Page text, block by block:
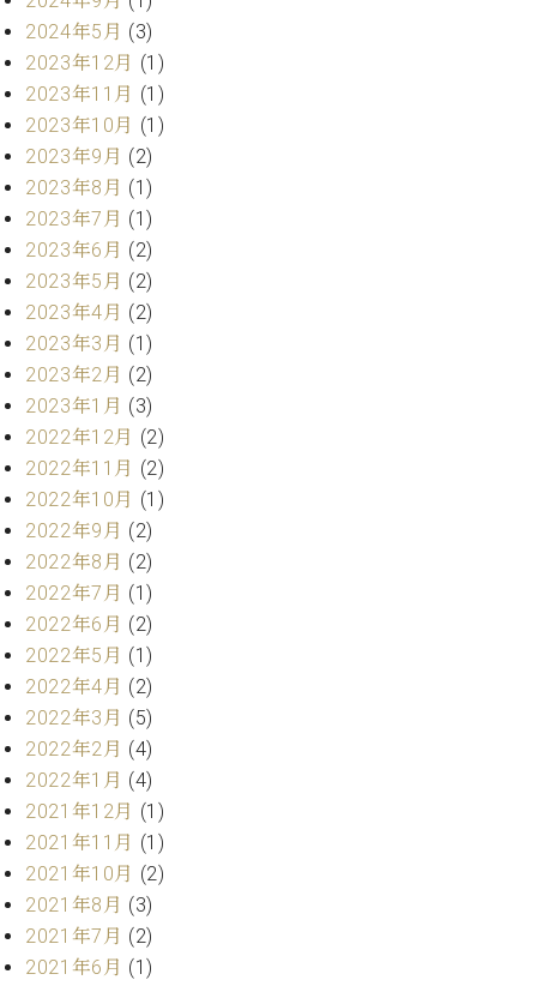
工
房
ブ
ロ
グ
ク
セ
ス
お
問
合
わ
せ
ア
ー
テ
ィ
ト
カ
ス
タ
マ
ー
サ
ー
ビ
ス
(
調
律
)
ア
2024年5月 (3)
2023年12月 (1)
2023年11月 (1)
2023年10月 (1)
2023年9月 (2)
2023年8月 (1)
2023年7月 (1)
2023年6月 (2)
2023年5月 (2)
2023年4月 (2)
2023年3月 (1)
2023年2月 (2)
2023年1月 (3)
2022年12月 (2)
2022年11月 (2)
2022年10月 (1)
2022年9月 (2)
2022年8月 (2)
2022年7月 (1)
2022年6月 (2)
2022年5月 (1)
2022年4月 (2)
2022年3月 (5)
2022年2月 (4)
2022年1月 (4)
2021年12月 (1)
2021年11月 (1)
2021年10月 (2)
2021年8月 (3)
2021年7月 (2)
2021年6月 (1)